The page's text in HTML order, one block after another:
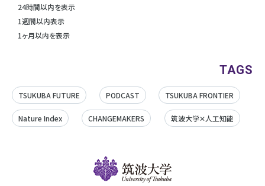
24時間以内を表示
1週間以内表示
1ヶ月以内を表示
TAGS
TSUKUBA FUTURE PODCAST TSUKUBA FRONTIER
Nature Index CHANGEMAKERS 筑波大学✕人工知能